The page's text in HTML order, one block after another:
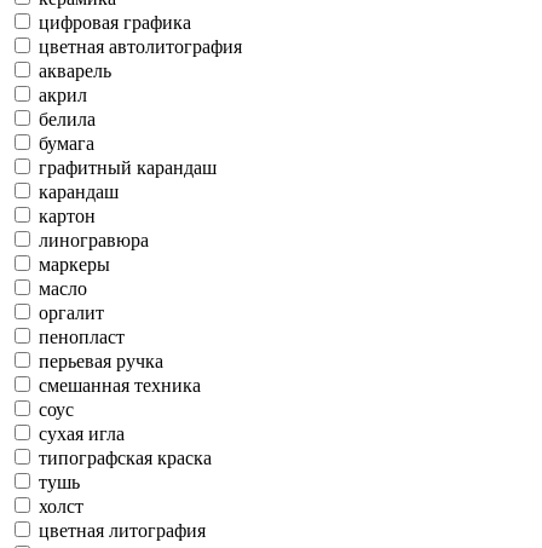
цифровая графика
цветная автолитография
акварель
акрил
белила
бумага
графитный карандаш
карандаш
картон
линогравюра
маркеры
масло
оргалит
пенопласт
перьевая ручка
смешанная техника
соус
сухая игла
типографская краска
тушь
холст
цветная литография